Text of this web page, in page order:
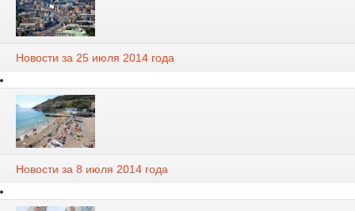
Новости за 25 июля 2014 года
Новости за 8 июля 2014 года